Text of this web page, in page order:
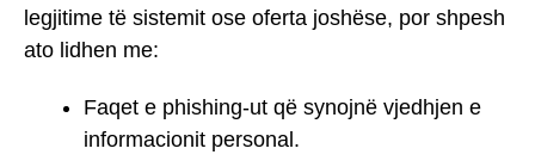
legjitime të sistemit ose oferta joshëse, por shpesh
ato lidhen me:
Faqet e phishing-ut që synojnë vjedhjen e
informacionit personal.